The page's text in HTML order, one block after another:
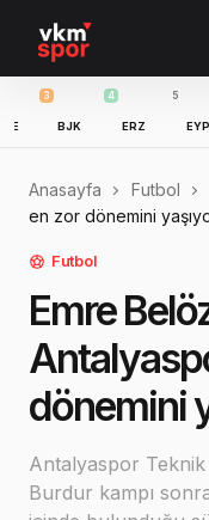
BJK ERZ EYP
Anasayfa Futbol
en zor dönemini
Futbol
Emre
dönemini
Antalyaspor
Burdur kampı